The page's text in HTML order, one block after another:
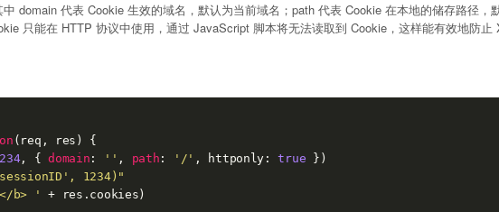
domain 代表 Cookie 生效的域名，默认为当前域名；path 代表 Cookie 在本地的储存路径，
只能在 HTTP 协议中使用，通过 JavaScript 脚本将无法读取到 Cookie，这样能有效地防止
(req, res) {
, { domain : '' , path : '/' , httponly: true })
1234)"
b> '
+ res.cookies)